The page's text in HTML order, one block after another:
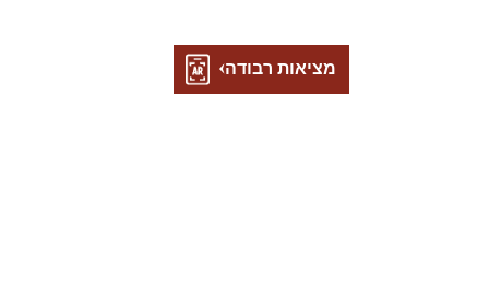
מציאות רבודה